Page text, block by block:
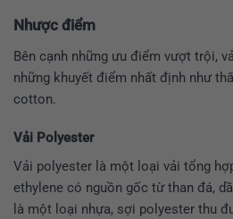
Nhược điểm
Bên cạnh những ưu điểm vượt trội,
những khuyết điểm nhất định như
cotton.
Vải Polyester
Vải polyester là một loại vải tổng
ethylene có nguồn gốc từ than đá,
là một loại nhựa, sợi polyester thu